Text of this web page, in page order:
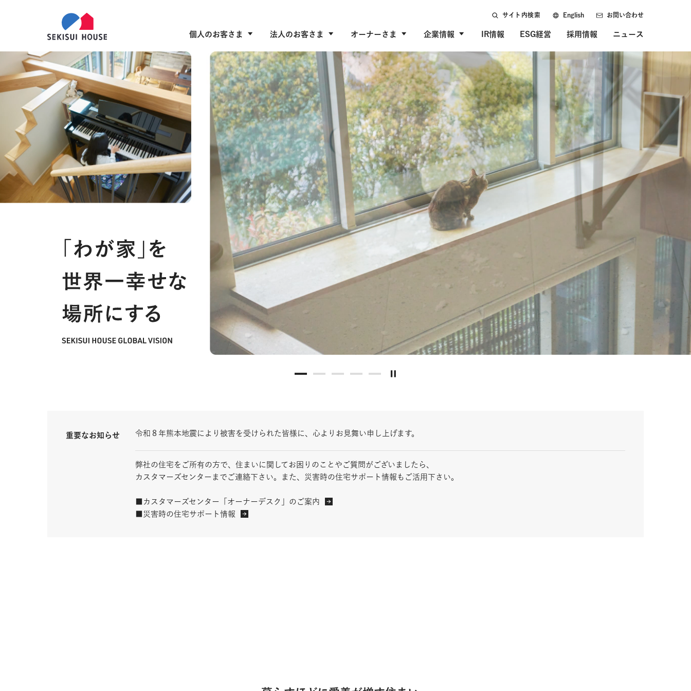
サイト内検索 English お問い合わせ
個人のお客さま 法人のお客さま オーナーさま 企業情報 IR情報 ESG経営 採用情報 ニュース
のびやかに、心はずませて
家族で考える明日の暮らし
重要なお知らせ 令和８年熊本地震により被害を受けられた皆様に、心よりお見舞い申し上げます。
弊社の住宅をご所有の方で、住まいに関してお困りのことやご質問がございましたら、
カスタマーズセンターまでご連絡下さい。また、災害時の住宅サポート情報もご活用下さい。
■カスタマーズセンター「オーナーデスク」のご案内
■災害時の住宅サポート情報